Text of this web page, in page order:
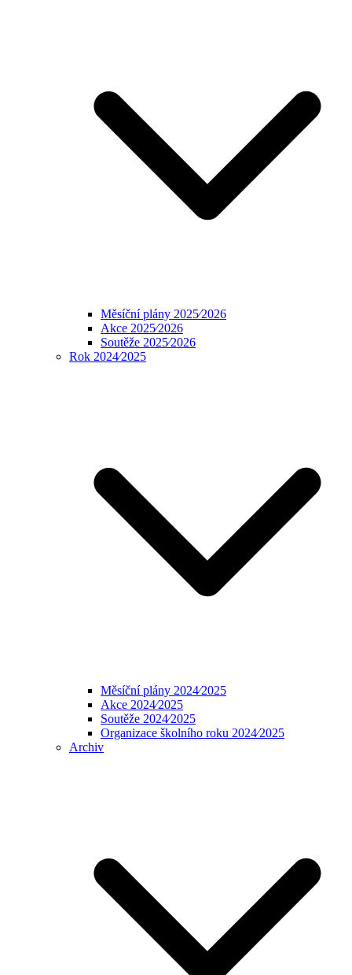
Měsíční plány 2025⁄2026
Akce 2025⁄2026
Soutěže 2025⁄2026
Rok 2024⁄2025
Měsíční plány 2024⁄2025
Akce 2024⁄2025
Soutěže 2024⁄2025
Organizace školního roku 2024⁄2025
Archiv